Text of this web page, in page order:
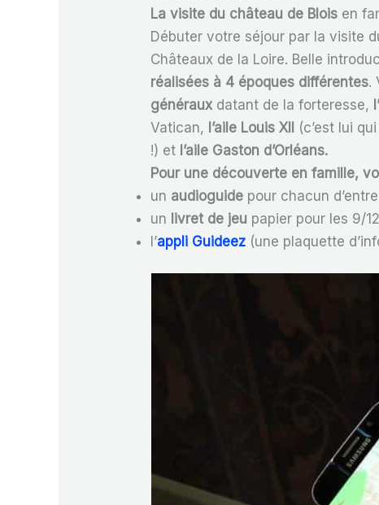
La visite du château de Blois en
Débuter votre séjour par la visite
Châteaux de la Loire. Belle
réalisées à 4 époques différentes.
généraux datant de la forteresse,
Vatican, l’aile Louis XII (c’est lui
!) et l’aile Gaston d’Orléans.
Pour une découverte en famille,
un audioguide pour chacun
un livret de jeu papier pour les 9/
l’appli Guideez (une plaquette